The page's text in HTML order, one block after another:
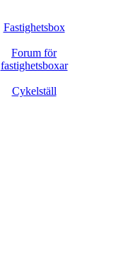
Fastighetsbox
Forum för
fastighetsboxar
Cykelställ